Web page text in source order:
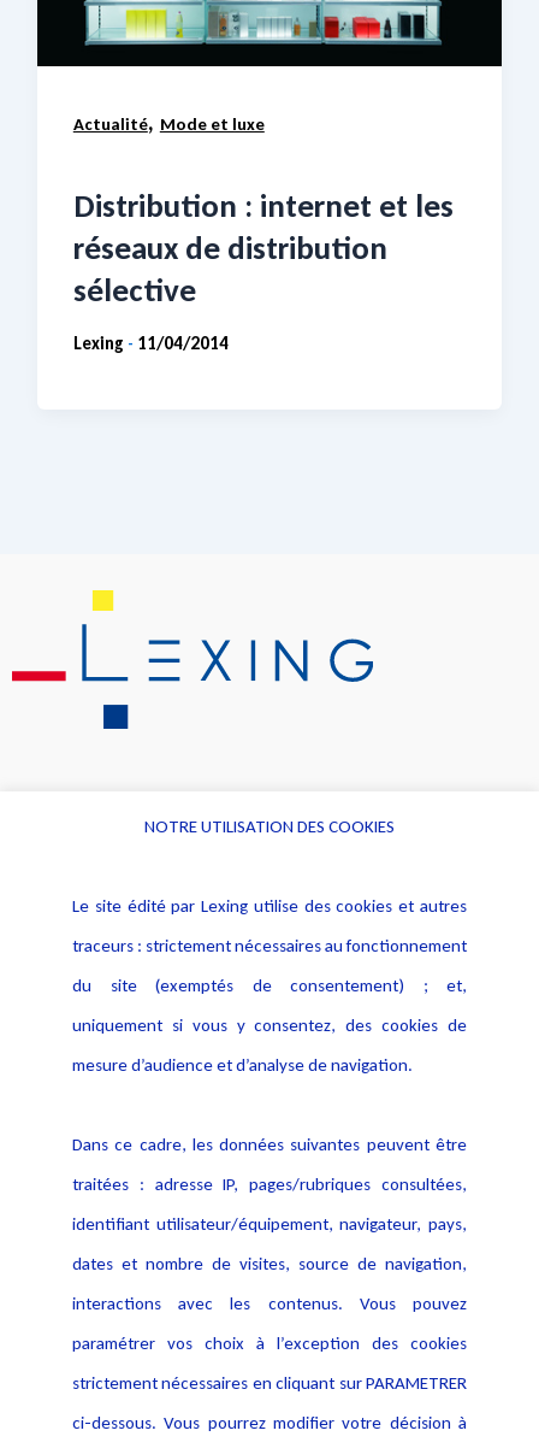
Actualité, Mode et luxe
Distribution : internet et les
réseaux de distribution
sélective
Lexing - 11/04/2014
Alerte professionnelle
Déclaration d'accessibilité
Notice Légale
Politique de protection des
données
Publications
NOTRE UTILISATION DES COOKIES
Le site édité par Lexing utilise des cookies et autres
traceurs : strictement nécessaires au fonctionnement
du site (exemptés de consentement) ; et,
uniquement si vous y consentez, des cookies de
mesure d’audience et d’analyse de navigation.
Dans ce cadre, les données suivantes peuvent être
traitées : adresse IP, pages/rubriques consultées,
identifiant utilisateur/équipement, navigateur, pays,
dates et nombre de visites, source de navigation,
interactions avec les contenus. Vous pouvez
paramétrer vos choix à l’exception des cookies
strictement nécessaires en cliquant sur PARAMETRER
ci-dessous. Vous pourrez modifier votre décision à